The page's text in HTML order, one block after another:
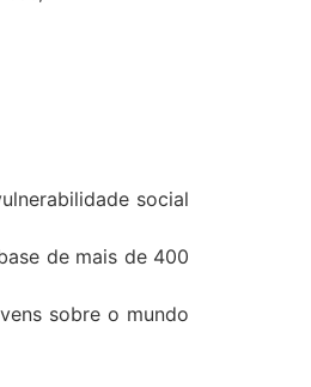
social
de mais de 400
sobre o mundo